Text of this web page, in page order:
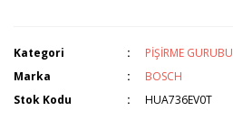
Kategori PİŞİRME GURUBU
Marka
BOSCH
Stok Kodu
HUA736EV0T